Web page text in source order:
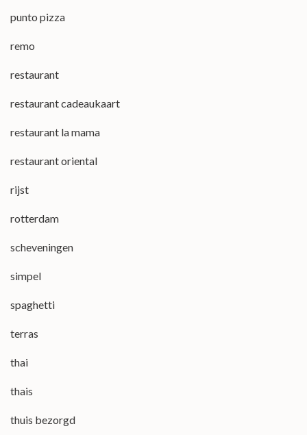
punto pizza
remo
restaurant
restaurant cadeaukaart
restaurant la mama
restaurant oriental
rijst
rotterdam
scheveningen
simpel
spaghetti
terras
thai
thais
thuis bezorgd